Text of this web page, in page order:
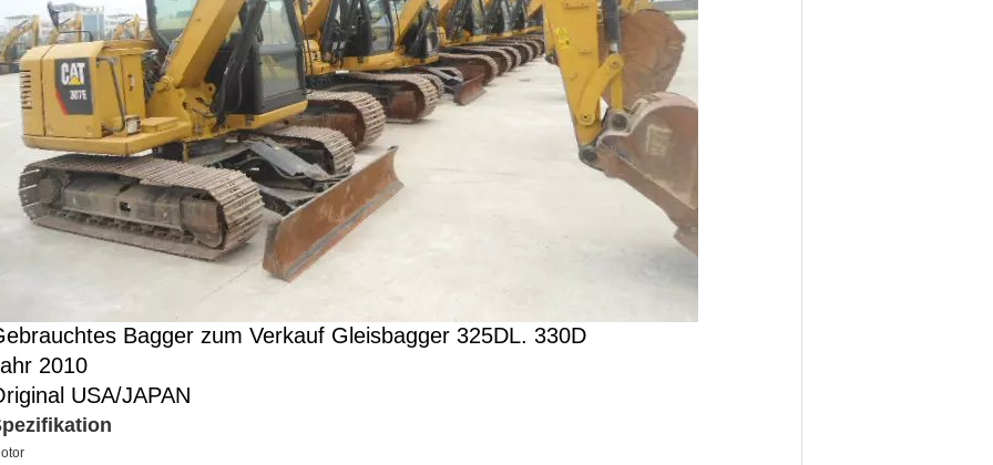
Bagger zum Verkauf Gleisbagger 325DL. 330D
2010
USA/JAPAN